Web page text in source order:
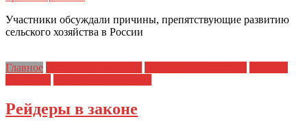
Участники обсуждали причины, препятствующие развитию
сельского хозяйства в России
Главное
Рейдеры в законе